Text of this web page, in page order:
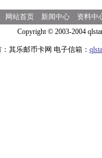
网站首页 新闻中心
资料中
Copyright © 2003-2004
其乐邮币卡网 电子信箱：